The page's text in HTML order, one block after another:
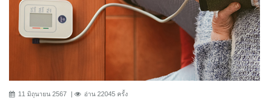
11 มิถุนายน 2567 อ่าน 22045 ครั้ง